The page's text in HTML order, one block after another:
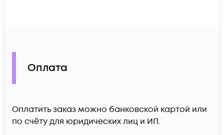
Оплата
Оплатить заказ можно банковской картой или
по счёту для юридических лиц и ИП.